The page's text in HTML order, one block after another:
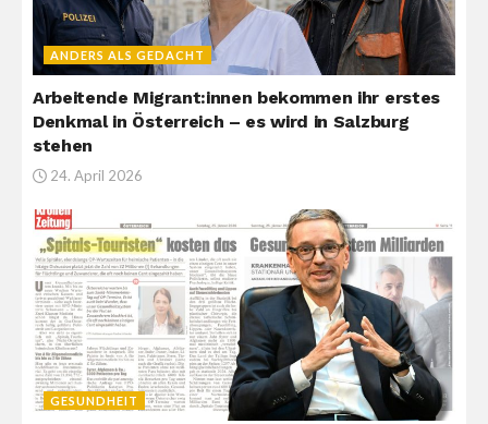
ANDERS ALS GEDACHT
Arbeitende Migrant:innen bekommen ihr erstes
Denkmal in Österreich – es wird in Salzburg
stehen
24. April 2026
GESUNDHEIT